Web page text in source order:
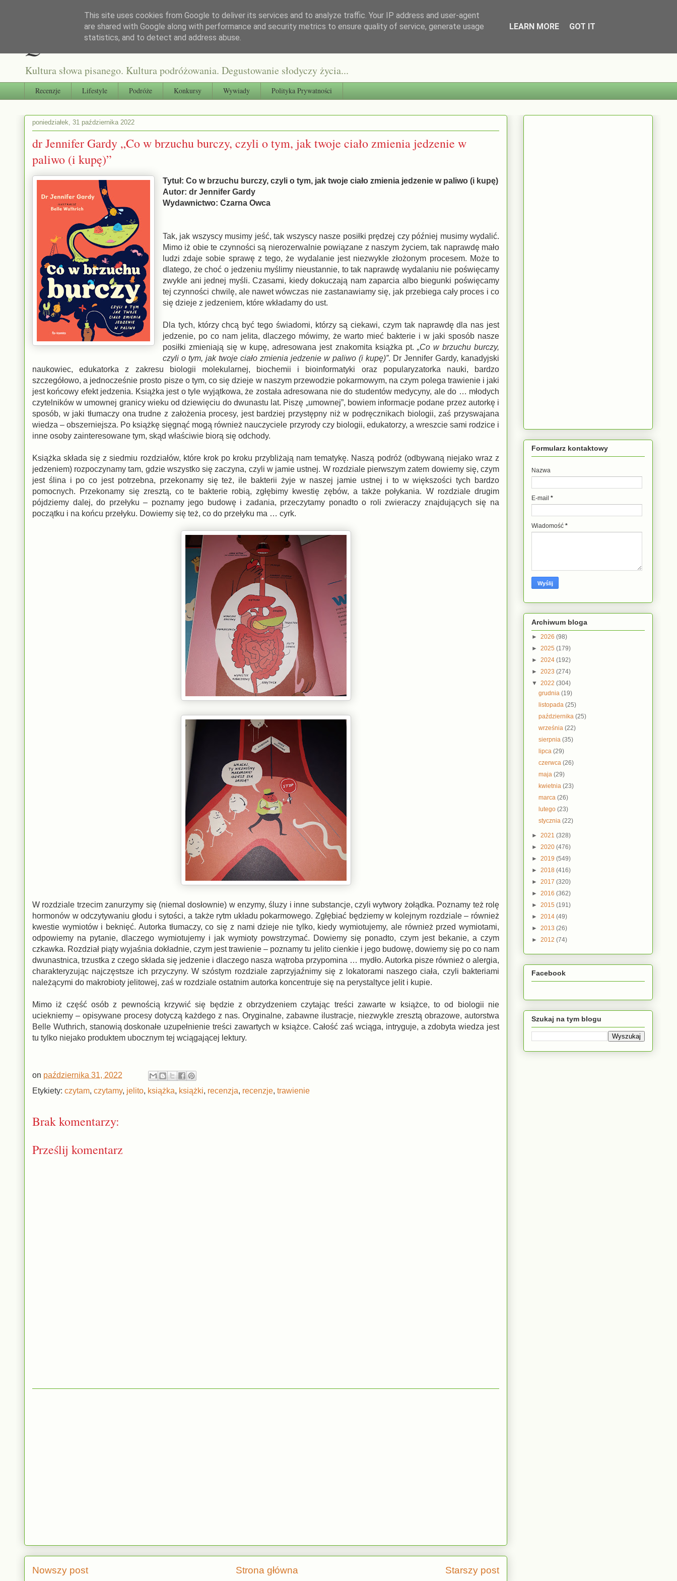
Qultura słowa
Kultura słowa pisanego. Kultura podróżowania. Degustowanie słodyczy życia...
Recenzje Lifestyle Podróże Konkursy Wywiady Polityka Prywatności
poniedziałek, 31 października 2022
dr Jennifer Gardy „Co w brzuchu burczy, czyli o tym, jak twoje ciało zmienia jedzenie w
paliwo (i kupę)”
Tytuł: Co w brzuchu burczy, czyli o tym, jak twoje ciało zmienia jedzenie w paliwo (i kupę)
Autor: dr Jennifer Gardy
Wydawnictwo: Czarna Owca
Tak, jak wszyscy musimy jeść, tak wszyscy nasze posiłki prędzej czy później musimy wydalić.
Mimo iż obie te czynności są nierozerwalnie powiązane z naszym życiem, tak naprawdę mało
ludzi zdaje sobie sprawę z tego, że wydalanie jest niezwykle złożonym procesem. Może to
dlatego, że choć o jedzeniu myślimy nieustannie, to tak naprawdę wydalaniu nie poświęcamy
zwykle ani jednej myśli. Czasami, kiedy dokuczają nam zaparcia albo biegunki poświęcamy
tej czynności chwilę, ale nawet wówczas nie zastanawiamy się, jak przebiega cały proces i co
się dzieje z jedzeniem, które wkładamy do ust.
Dla tych, którzy chcą być tego świadomi, którzy są ciekawi, czym tak naprawdę dla nas jest
jedzenie, po co nam jelita, dlaczego mówimy, że warto mieć bakterie i w jaki sposób nasze
posiłki zmieniają się w kupę, adresowana jest znakomita książka pt. „Co w brzuchu burczy,
czyli o tym, jak twoje ciało zmienia jedzenie w paliwo (i kupę)”. Dr Jennifer Gardy, kanadyjski
naukowiec, edukatorka z zakresu biologii molekularnej, biochemii i bioinformatyki oraz popularyzatorka nauki, bardzo
szczegółowo, a jednocześnie prosto pisze o tym, co się dzieje w naszym przewodzie pokarmowym, na czym polega trawienie i jaki
jest końcowy efekt jedzenia. Książka jest o tyle wyjątkowa, że została adresowana nie do studentów medycyny, ale do … młodych
czytelników w umownej granicy wieku od dziewięciu do dwunastu lat. Piszę „umownej”, bowiem informacje podane przez autorkę i
sposób, w jaki tłumaczy ona trudne z założenia procesy, jest bardziej przystępny niż w podręcznikach biologii, zaś przyswajana
wiedza – obszerniejsza. Po książkę sięgnąć mogą również nauczyciele przyrody czy biologii, edukatorzy, a wreszcie sami rodzice i
inne osoby zainteresowane tym, skąd właściwie biorą się odchody.
Książka składa się z siedmiu rozdziałów, które krok po kroku przybliżają nam tematykę. Naszą podróż (odbywaną niejako wraz z
jedzeniem) rozpoczynamy tam, gdzie wszystko się zaczyna, czyli w jamie ustnej. W rozdziale pierwszym zatem dowiemy się, czym
jest ślina i po co jest potrzebna, przekonamy się też, ile bakterii żyje w naszej jamie ustnej i to w większości tych bardzo
pomocnych. Przekonamy się zresztą, co te bakterie robią, zgłębimy kwestię zębów, a także połykania. W rozdziale drugim
pójdziemy dalej, do przełyku – poznamy jego budowę i zadania, przeczytamy ponadto o roli zwieraczy znajdujących się na
początku i na końcu przełyku. Dowiemy się też, co do przełyku ma … cyrk.
W rozdziale trzecim zanurzymy się (niemal dosłownie) w enzymy, śluzy i inne substancje, czyli wytwory żołądka. Poznamy też rolę
hormonów w odczytywaniu głodu i sytości, a także rytm układu pokarmowego. Zgłębiać będziemy w kolejnym rozdziale – również
kwestie wymiotów i beknięć. Autorka tłumaczy, co się z nami dzieje nie tylko, kiedy wymiotujemy, ale również przed wymiotami,
odpowiemy na pytanie, dlaczego wymiotujemy i jak wymioty powstrzymać. Dowiemy się ponadto, czym jest bekanie, a czym
czkawka. Rozdział piąty wyjaśnia dokładnie, czym jest trawienie – poznamy tu jelito cienkie i jego budowę, dowiemy się po co nam
dwunastnica, trzustka z czego składa się jedzenie i dlaczego nasza wątroba przypomina … mydło. Autorka pisze również o alergia,
charakteryzując najczęstsze ich przyczyny. W szóstym rozdziale zaprzyjaźnimy się z lokatorami naszego ciała, czyli bakteriami
należącymi do makrobioty jelitowej, zaś w rozdziale ostatnim autorka koncentruje się na perystaltyce jelit i kupie.
Mimo iż część osób z pewnością krzywić się będzie z obrzydzeniem czytając treści zawarte w książce, to od biologii nie
uciekniemy – opisywane procesy dotyczą każdego z nas. Oryginalne, zabawne ilustracje, niezwykle zresztą obrazowe, autorstwa
Belle Wuthrich, stanowią doskonałe uzupełnienie treści zawartych w książce. Całość zaś wciąga, intryguje, a zdobyta wiedza jest
tu tylko niejako produktem ubocznym tej wciągającej lektury.
on października 31, 2022
Etykiety: czytam, czytamy, jelito, książka, książki, recenzja, recenzje, trawienie
Brak komentarzy:
Prześlij komentarz
Nowszy post Starszy post
Strona główna
Formularz kontaktowy
Nazwa
E-mail *
Wiadomość *
Archiwum bloga
► 2026 (98)
► 2025 (179)
► 2024 (192)
► 2023 (274)
▼ 2022 (304)
grudnia(19)
listopada(25)
października(25)
września(22)
sierpnia(35)
lipca(29)
czerwca(26)
maja(29)
kwietnia(23)
marca(26)
lutego(23)
stycznia(22)
► 2021 (328)
► 2020 (476)
► 2019 (549)
► 2018 (416)
► 2017 (320)
► 2016 (362)
► 2015 (191)
► 2014 (49)
► 2013 (26)
► 2012 (74)
Facebook
Szukaj na tym blogu
This site uses cookies from Google to deliver its services and to analyze traffic. Your IP address and user-agent
are shared with Google along with performance and security metrics to ensure quality of service, generate usage
statistics, and to detect and address abuse.
LEARN MORE GOT IT